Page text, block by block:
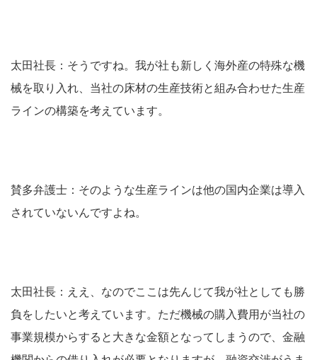
太田社長：そうですね。我が社も新しく海外産の特殊な機
械を取り入れ、当社の床材の生産技術と組み合わせた生産
ラインの構築を考えています。
賛多弁護士：そのような生産ラインは他の国内企業は導入
されていないんですよね。
太田社長：ええ、なのでここは先んじて我が社としても勝
負をしたいと考えています。ただ機械の購入費用が当社の
事業規模からすると大きな金額となってしまうので、金融